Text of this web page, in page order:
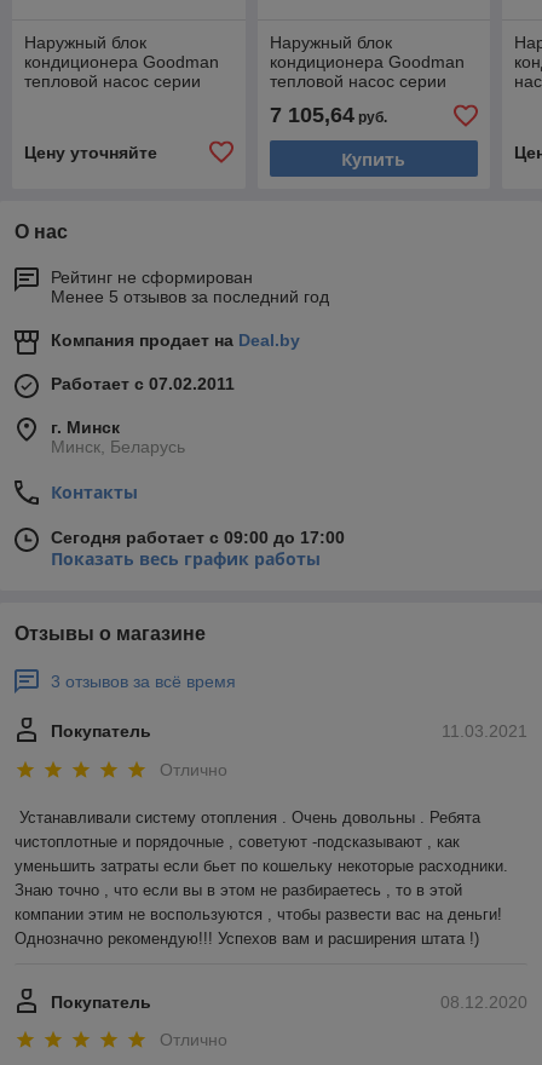
Наружный блок
кондиционера Goodman
тепловой насос серии
Цену уточняйте
Наружный блок
кондиционера Goodman
тепловой насос серии
Тепло-Холод
7 105,64руб.
Купить
О нас
Рейтинг не сформирован
Менее 5 отзывов за последний год
Компания продает на Deal.by
Работает с 07.02.2011
г. Минск
Минск, Беларусь
Контакты
Сегодня работает с 09:00 до 17:00
Показать весь график работы
Отзывы о магазине
3 отзывов за всё время
11.03.2021
Покупатель
Отлично
Устанавливали систему отопления . Очень довольны . Ребята
чистоплотные и порядочные , советуют -подсказывают , как
уменьшить затраты если бьет по кошельку некоторые расходники.
Знаю точно , что если вы в этом не разбираетесь , то в этой
компании этим не воспользуются , чтобы развести вас на деньги!
Однозначно рекомендую!!! Успехов вам и расширения штата !)
08.12.2020
Покупатель
Отлично